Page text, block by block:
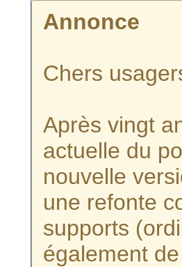
Annonce
Chers
Après vingt
actuelle du
nouvelle
une refonte
supports
également